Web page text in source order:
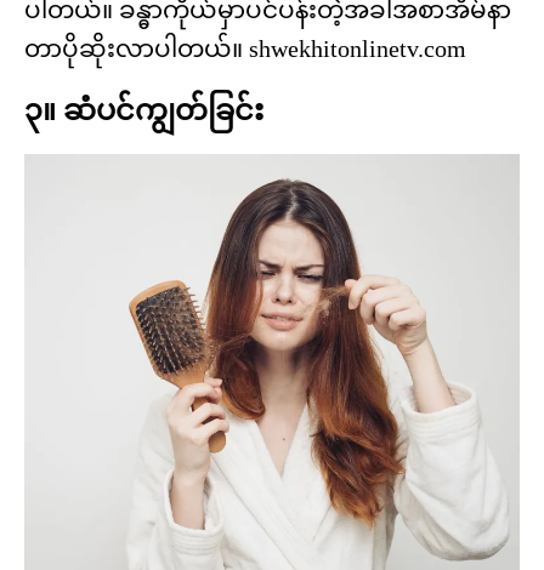
ပါတယ်။ ခန္ဓာကိုယ်မှာပင်ပန်းတဲ့အခါအစာအိမ်နာ
တာပိုဆိုးလာပါတယ်။ shwekhitonlinetv.com
၃။ ဆံပင်ကျွတ်ခြင်း